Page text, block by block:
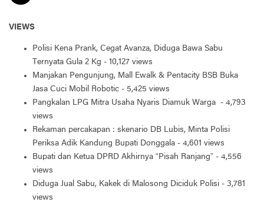
VIEWS
Polisi Kena Prank, Cegat Avanza, Diduga Bawa Sabu
Ternyata Gula 2 Kg - 10,127 views
Manjakan Pengunjung, Mall Ewalk & Pentacity BSB Buka
Jasa Cuci Mobil Robotic - 5,425 views
Pangkalan LPG Mitra Usaha Nyaris Diamuk Warga - 4,793
views
Rekaman percakapan : skenario DB Lubis, Minta Polisi
Periksa Adik Kandung Bupati Donggala - 4,601 views
Bupati dan Ketua DPRD Akhirnya “Pisah Ranjang” - 4,556
views
Diduga Jual Sabu, Kakek di Malosong Diciduk Polisi - 3,781
views